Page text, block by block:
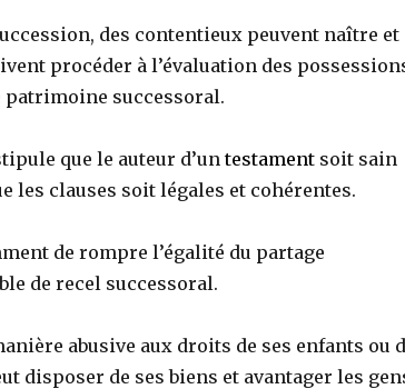
des contentieux peuvent naître et
procéder à l’évaluation des
successoral.
que le auteur d’untestamentsoit sain
les clauses soit légales et cohérentes.
de rompre l’égalité du partage
de recel successoral.
abusive aux droits de ses enfants ou
disposer de ses biens et avantager les